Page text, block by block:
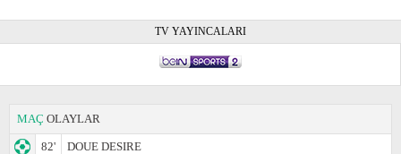
TV YAYINCALARI
MAÇ OLAYLAR
82' DOUE DESIRE